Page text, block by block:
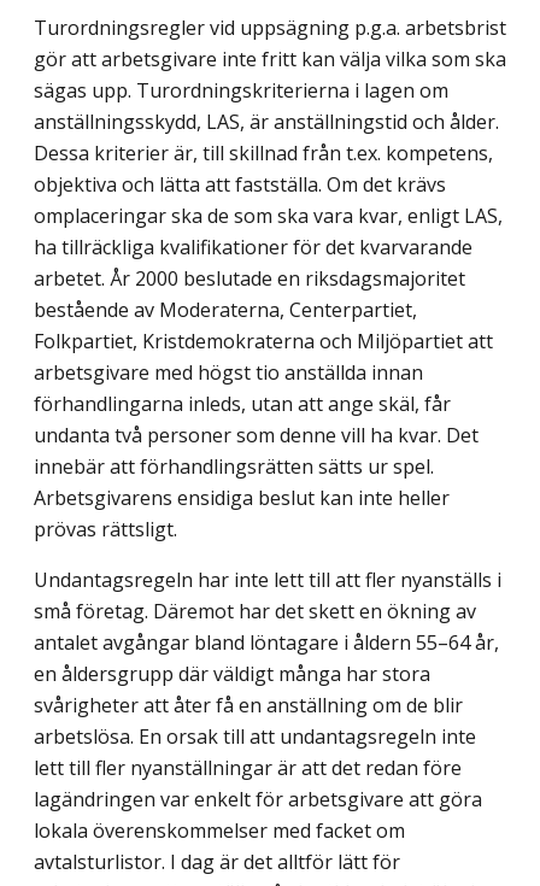
Turordningsregler vid uppsägning p.g.a. arbetsbrist
gör att arbetsgivare inte fritt kan välja vilka som ska
sägas upp. Turordningskriterierna i lagen om
anställningsskydd, LAS, är anställningstid och ålder.
Dessa kriterier är, till skillnad från t.ex. kompetens,
objektiva och lätta att fastställa. Om det krävs
omplaceringar ska de som ska vara kvar, enligt LAS,
ha tillräckliga kvalifikationer för det kvarvarande
arbetet. År 2000 beslutade en riksdagsmajoritet
bestående av Moderaterna, Centerpartiet,
Folkpartiet, Kristdemokraterna och Miljöpartiet att
arbetsgivare med högst tio anställda innan
förhandlingarna inleds, utan att ange skäl, får
undanta två personer som denne vill ha kvar. Det
innebär att förhandlingsrätten sätts ur spel.
Arbetsgivarens ensidiga beslut kan inte heller
prövas rättsligt.
Undantagsregeln har inte lett till att fler nyanställs i
små företag. Däremot har det skett en ökning av
antalet avgångar bland löntagare i åldern 55–64 år,
en åldersgrupp där väldigt många har stora
svårigheter att åter få en anställning om de blir
arbetslösa. En orsak till att undantagsregeln inte
lett till fler nyanställningar är att det redan före
lagändringen var enkelt för arbetsgivare att göra
lokala överenskommelser med facket om
avtalsturlistor. I dag är det alltför lätt för